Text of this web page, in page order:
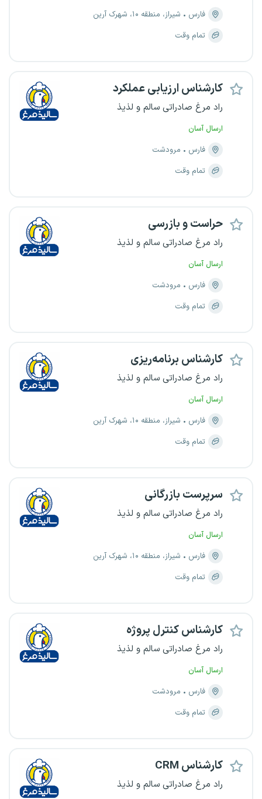
فارس
شیراز، منطقه ۱۰، شهرک آرین
تمام وقت
کارشناس ارزیابی عملکرد
راد مرغ صادراتی سالم و لذیذ
ارسال آسان
فارس
مرودشت
تمام وقت
حراست و بازرسی
راد مرغ صادراتی سالم و لذیذ
ارسال آسان
فارس
مرودشت
تمام وقت
کارشناس برنامه‌ریزی
راد مرغ صادراتی سالم و لذیذ
ارسال آسان
فارس
شیراز، منطقه ۱۰، شهرک آرین
تمام وقت
سرپرست بازرگانی
راد مرغ صادراتی سالم و لذیذ
ارسال آسان
فارس
شیراز، منطقه ۱۰، شهرک آرین
تمام وقت
کارشناس کنترل پروژه
راد مرغ صادراتی سالم و لذیذ
ارسال آسان
فارس
مرودشت
تمام وقت
کارشناس CRM
راد مرغ صادراتی سالم و لذیذ